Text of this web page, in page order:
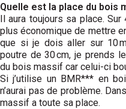
Quelle est la place du bois
Il aura toujours sa place.
plus économique de mettre
que si je dois aller sur 10
poutre de 30 cm, je prends
du bois massif car celui-ci
Si j’utilise un BMR*** en
n’aurai pas de problème.
massif a toute sa place.